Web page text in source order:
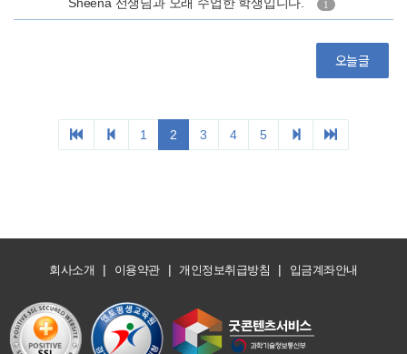
회사소개 | 이용약관 | 개인정보취급방침 | 입금계좌안내